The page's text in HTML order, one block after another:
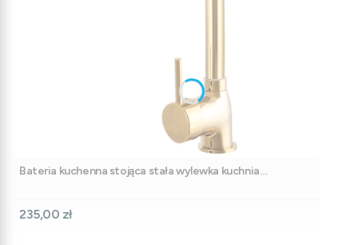
Bateria kuchenna stojąca stała wylewka kuchnia
Cena
235,00 zł